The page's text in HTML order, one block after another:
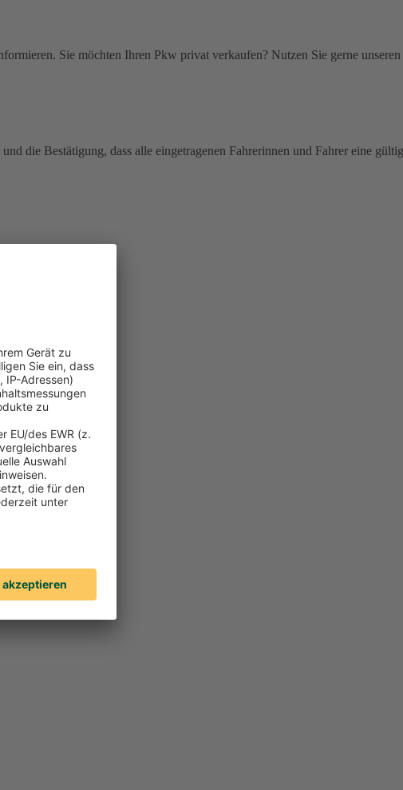
Sie möchten Ihren Pkw privat verkaufen? Nutzen Sie gerne unseren
die Bestätigung, dass alle eingetragenen Fahrerinnen und Fahrer eine